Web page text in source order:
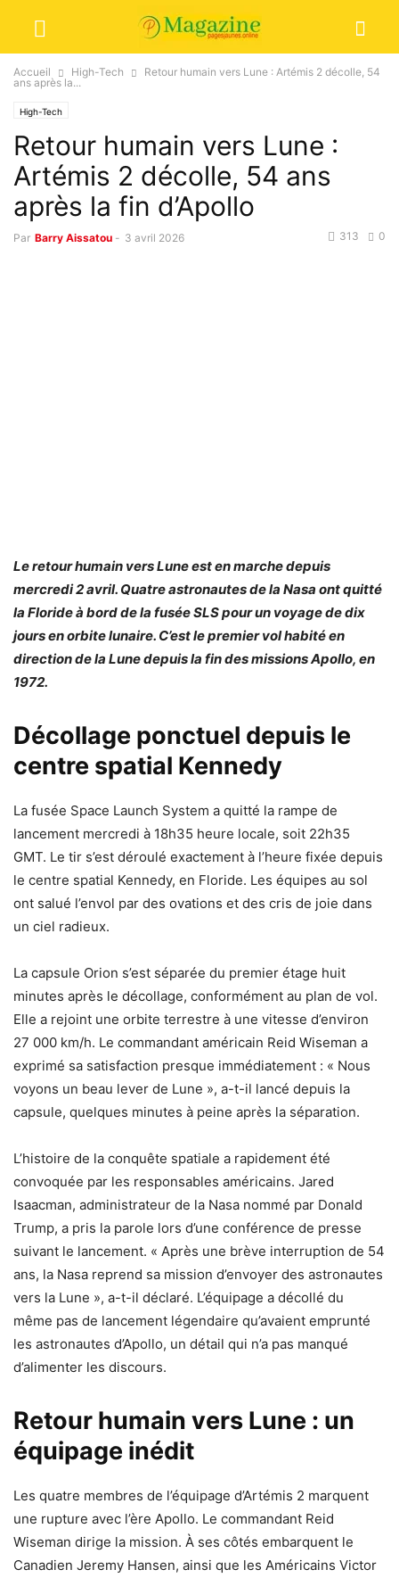
Accueil High-Tech
Retour humain vers Lune : Artémis 2 décolle, 54
ans après la...
High-Tech
Retour humain vers Lune :
Artémis 2 décolle, 54 ans
après la fin d’Apollo
Par Barry Aissatou - 3 avril 2026 0
313
Le retour humain vers Lune est en marche depuis
mercredi 2 avril. Quatre astronautes de la Nasa ont quitté
la Floride à bord de la fusée SLS pour un voyage de dix
jours en orbite lunaire. C’est le premier vol habité en
direction de la Lune depuis la fin des missions Apollo, en
1972.
Décollage ponctuel depuis le
centre spatial Kennedy
La fusée Space Launch System a quitté la rampe de
lancement mercredi à 18h35 heure locale, soit 22h35
GMT. Le tir s’est déroulé exactement à l’heure fixée depuis
le centre spatial Kennedy, en Floride. Les équipes au sol
ont salué l’envol par des ovations et des cris de joie dans
un ciel radieux.
La capsule Orion s’est séparée du premier étage huit
minutes après le décollage, conformément au plan de vol.
Elle a rejoint une orbite terrestre à une vitesse d’environ
27 000 km/h. Le commandant américain Reid Wiseman a
exprimé sa satisfaction presque immédiatement : « Nous
voyons un beau lever de Lune », a-t-il lancé depuis la
capsule, quelques minutes à peine après la séparation.
L’histoire de la conquête spatiale a rapidement été
convoquée par les responsables américains. Jared
Isaacman, administrateur de la Nasa nommé par Donald
Trump, a pris la parole lors d’une conférence de presse
suivant le lancement. « Après une brève interruption de 54
ans, la Nasa reprend sa mission d’envoyer des astronautes
vers la Lune », a-t-il déclaré. L’équipage a décollé du
même pas de lancement légendaire qu’avaient emprunté
les astronautes d’Apollo, un détail qui n’a pas manqué
d’alimenter les discours.
Retour humain vers Lune : un
équipage inédit
Les quatre membres de l’équipage d’Artémis 2 marquent
une rupture avec l’ère Apollo. Le commandant Reid
Wiseman dirige la mission. À ses côtés embarquent le
Canadien Jeremy Hansen, ainsi que les Américains Victor